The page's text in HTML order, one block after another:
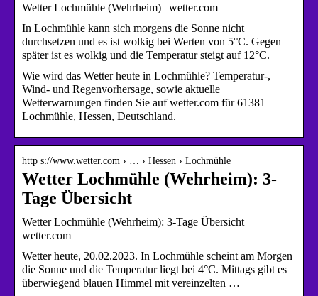
Wetter Lochmühle (Wehrheim) | wetter.com
In Lochmühle kann sich morgens die Sonne nicht
durchsetzen und es ist wolkig bei Werten von 5°C. Gegen
später ist es wolkig und die Temperatur steigt auf 12°C.
Wie wird das Wetter heute in Lochmühle? Temperatur-,
Wind- und Regenvorhersage, sowie aktuelle
Wetterwarnungen finden Sie auf wetter.com für 61381
Lochmühle, Hessen, Deutschland.
http s://www.wetter.com › … › Hessen › Lochmühle
Wetter Lochmühle (Wehrheim): 3-
Tage Übersicht
Wetter Lochmühle (Wehrheim): 3-Tage Übersicht |
wetter.com
Wetter heute, 20.02.2023. In Lochmühle scheint am Morgen
die Sonne und die Temperatur liegt bei 4°C. Mittags gibt es
überwiegend blauen Himmel mit vereinzelten …